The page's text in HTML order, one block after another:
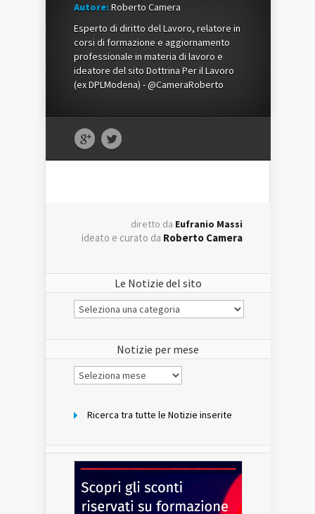
Autore:Roberto Camera
Esperto di diritto del Lavoro, relatore in
corsi di formazione e aggiornamento
professionale in materia di lavoro e
ideatore del sito Dottrina Per il Lavoro
(ex DPLModena) - @CameraRoberto
diretto da Eufranio Massi
ideato e curato da Roberto Camera
Le Notizie del sito
Le
Notizie
Notizie per mese
Notizie
per
Ricerca tra tutte le Notizie inserite